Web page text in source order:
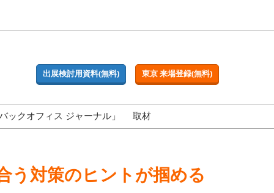
出展検討用資料(無料) 東京 来場登録(無料)
ックオフィス ジャーナル」 取材
う対策のヒントが掴める